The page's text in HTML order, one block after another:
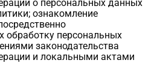
о персональных данных
ознакомление
обработку персональных
законодательства
и локальными актами